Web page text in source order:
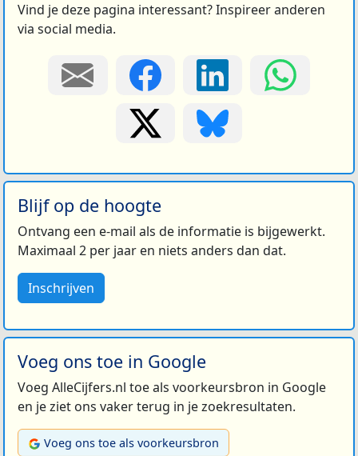
Vind je deze pagina interessant? Inspireer anderen
via social media.
Blijf op de hoogte
Ontvang een e-mail als de informatie is bijgewerkt.
Maximaal 2 per jaar en niets anders dan dat.
Inschrijven
Voeg ons toe in Google
Voeg AlleCijfers.nl toe als voorkeursbron in Google
en je ziet ons vaker terug in je zoekresultaten.
Voeg ons toe als voorkeursbron